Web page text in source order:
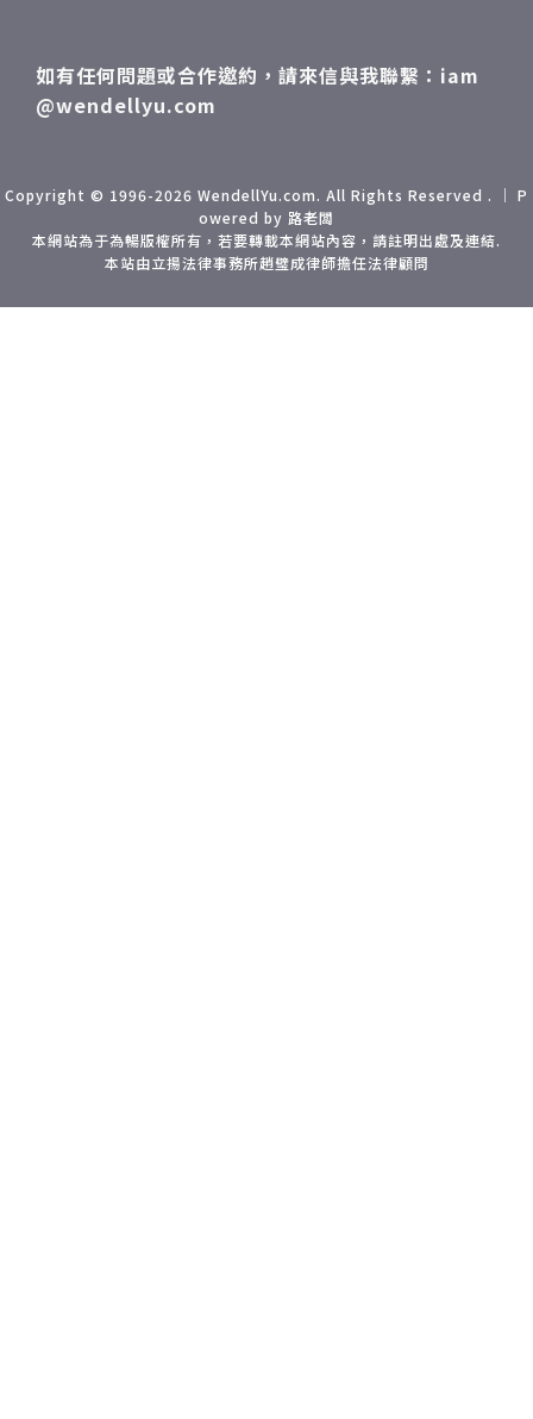
如有任何問題或合作邀約，請來信與我聯繫：iam
@wendellyu.com
Copyright © 1996-2026 WendellYu.com. All Rights Reserved . ｜ P
owered by 路老闆
本網站為于為暢版權所有，若要轉載本網站內容，請註明出處及連結.
本站由立揚法律事務所趙璧成律師擔任法律顧問